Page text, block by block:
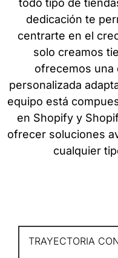
todo tipo de
dedicación te
centrarte en el
solo creamos
ofrecemos una
personalizada
equipo está
en Shopify y
ofrecer soluciones
cualquier
TRAYECTORIA